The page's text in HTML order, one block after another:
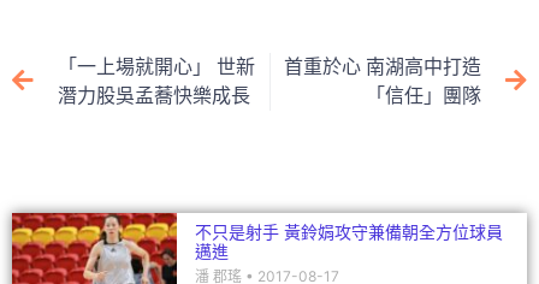
e
b
k
er l
e
「一上場就開心」 世新
潛力股吳孟蕎快樂成長
首重於心 南湖高中打造
「信任」團隊
不只是射手 黃鈴娟攻守兼備朝全方位球員
邁進
潘 郡瑤 2017-08-17